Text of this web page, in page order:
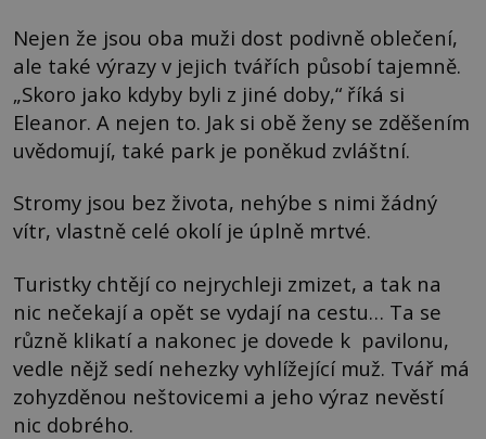
Nejen že jsou oba muži dost podivně oblečení,
ale také výrazy v jejich tvářích působí tajemně.
„Skoro jako kdyby byli z jiné doby,“ říká si
Eleanor. A nejen to. Jak si obě ženy se zděšením
uvědomují, také park je poněkud zvláštní.
Stromy jsou bez života, nehýbe s nimi žádný
vítr, vlastně celé okolí je úplně mrtvé.
Turistky chtějí co nejrychleji zmizet, a tak na
nic nečekají a opět se vydají na cestu… Ta se
různě klikatí a nakonec je dovede k pavilonu,
vedle nějž sedí nehezky vyhlížející muž. Tvář má
zohyzděnou neštovicemi a jeho výraz nevěstí
nic dobrého.